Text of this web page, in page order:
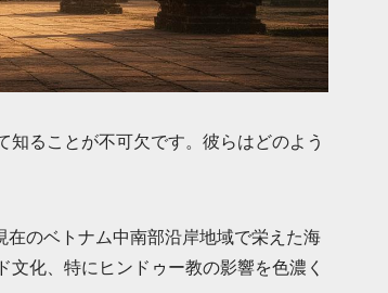
知ることが不可欠です。彼らはどのよう
のベトナム中南部沿岸地域で栄えた海
化、特にヒンドゥー教の影響を色濃く